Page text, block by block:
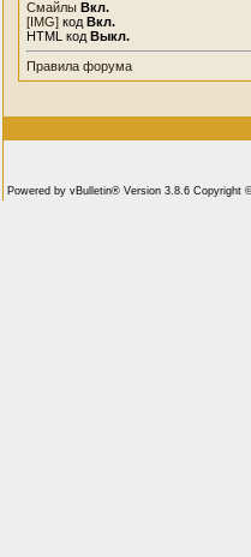
Смайлы Вкл.
[IMG] код Вкл.
HTML код Выкл.
Правила форума
Powered by vBulletin® Version 3.8.6 Copyright